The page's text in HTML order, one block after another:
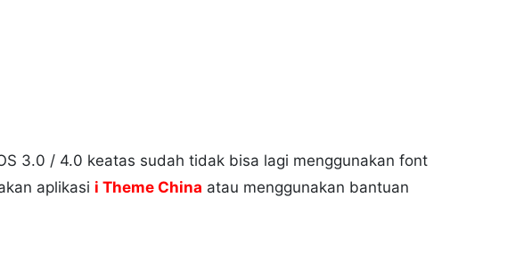
3.0 / 4.0 keatas sudah tidak bisa lagi menggunakan font
aplikasi i Theme China atau menggunakan bantuan